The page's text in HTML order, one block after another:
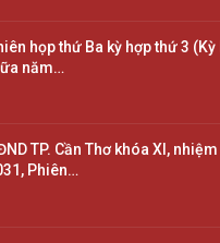
họp thứ Ba kỳ hợp thứ 3
năm…
TP. Cần Thơ khóa XI,
Phiên…